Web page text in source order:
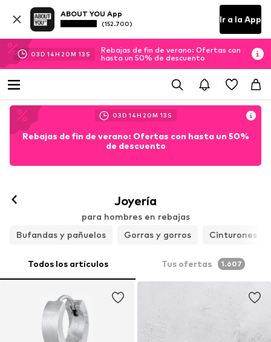
ABOUT YOU App
(152.700) Ir a la App
03D 14H 20M 12 S
Rebajas de fin de verano: Ofertas con
hasta un 50% de descuento
03D 14H 20M 12 S
Rebajas de fin de verano: Ofertas con hasta un 50%
de descuento
Joyería
para hombres en rebajas
Bufandas y pañuelos
Gorras y gorros Cinturones
Todos los artículos Tus ofertas 1.607